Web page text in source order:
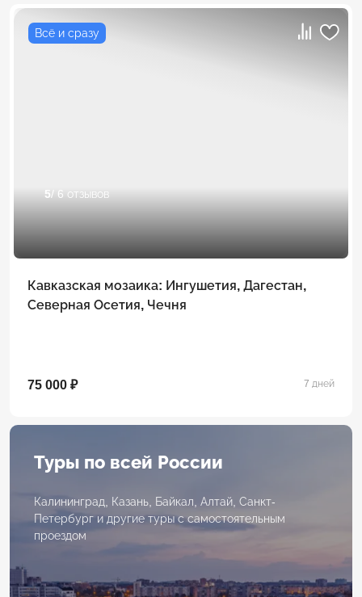
Всё и сразу
5/ 6 отзывов
Кавказская мозаика: Ингушетия, Дагестан,
Северная Осетия, Чечня
75 000 ₽ 7 дней
Туры по всей России
Калининград, Казань, Байкал, Алтай, Санкт-
Петербург и другие туры с самостоятельным
проездом